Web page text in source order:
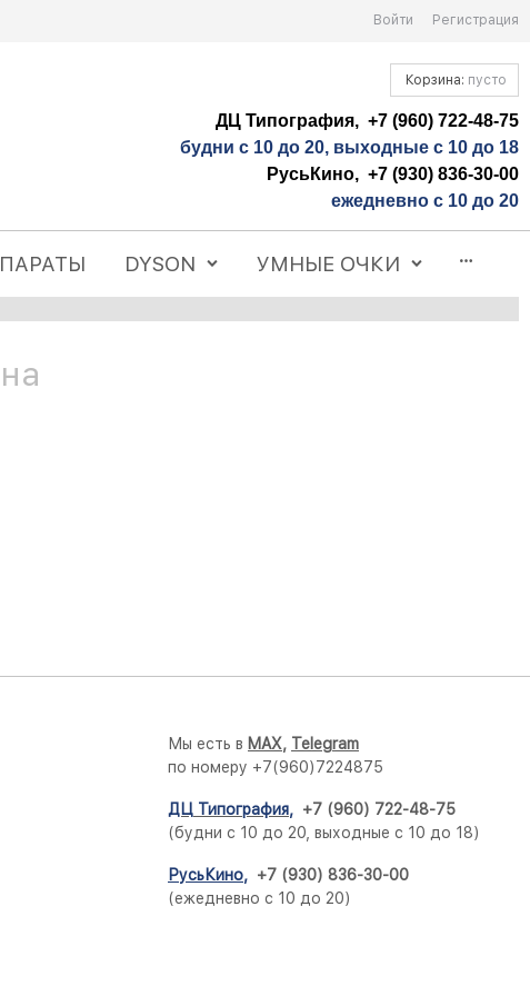
Войти Регистрация
Корзина: пусто
ДЦ Типография, +7 (960) 722-48-75
будни с 10 до 20, выходные с 10 до 18
РусьКино, +7 (930) 836-30-00
ежедневно с 10 до 20
DYSON УМНЫЕ ОЧКИ
Мы есть в MAX, Telegram
по номеру +7(960)7224875
ДЦ Типография, +7 (960) 722-48-75
(будни с 10 до 20, выходные с 10 до 18)
РусьКино, +7 (930) 836-30-00
(ежедневно с 10 до 20)